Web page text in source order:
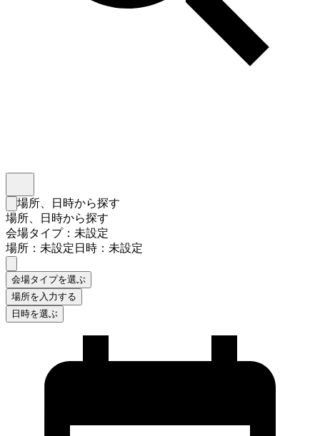
検索フォームを閉じる
場所、日時から探す
場所、日時から探す
会場タイプ：未設定
場所：未設定日時：未設定
会場タイプを選ぶ
場所を入力する
日時を選ぶ